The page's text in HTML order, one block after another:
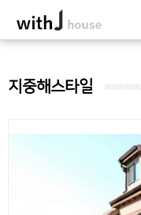
지중해스타일